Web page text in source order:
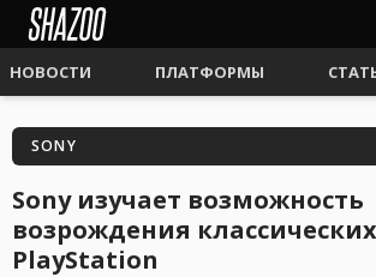
НОВОСТИ ПЛАТФОРМЫ
SONY
Sony изучает возможность
возрождения
PlayStation